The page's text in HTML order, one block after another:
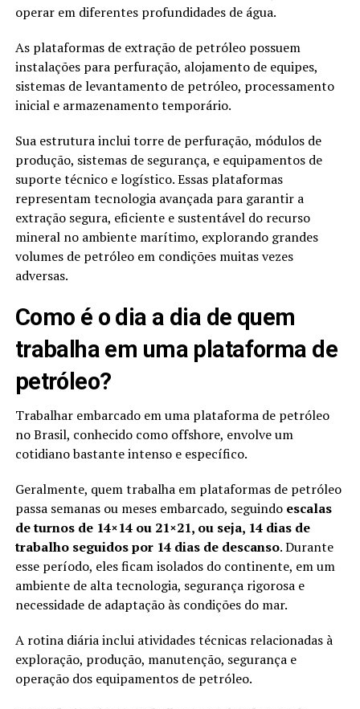
operar em diferentes profundidades de água.
As plataformas de extração de petróleo possuem
instalações para perfuração, alojamento de equipes,
sistemas de levantamento de petróleo, processamento
inicial e armazenamento temporário.
Sua estrutura inclui torre de perfuração, módulos de
produção, sistemas de segurança, e equipamentos de
suporte técnico e logístico. Essas plataformas
representam tecnologia avançada para garantir a
extração segura, eficiente e sustentável do recurso
mineral no ambiente marítimo, explorando grandes
volumes de petróleo em condições muitas vezes
adversas.
Como é o dia a dia de quem
trabalha em uma plataforma de
petróleo?
Trabalhar embarcado em uma plataforma de petróleo
no Brasil, conhecido como offshore, envolve um
cotidiano bastante intenso e específico.
Geralmente, quem trabalha em plataformas de petróleo
passa semanas ou meses embarcado, seguindo escalas
de turnos de 14×14 ou 21×21, ou seja, 14 dias de
trabalho seguidos por 14 dias de descanso. Durante
esse período, eles ficam isolados do continente, em um
ambiente de alta tecnologia, segurança rigorosa e
necessidade de adaptação às condições do mar.
A rotina diária inclui atividades técnicas relacionadas à
exploração, produção, manutenção, segurança e
operação dos equipamentos de petróleo.